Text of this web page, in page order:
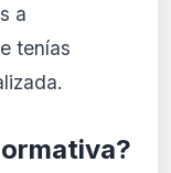
a
tenías